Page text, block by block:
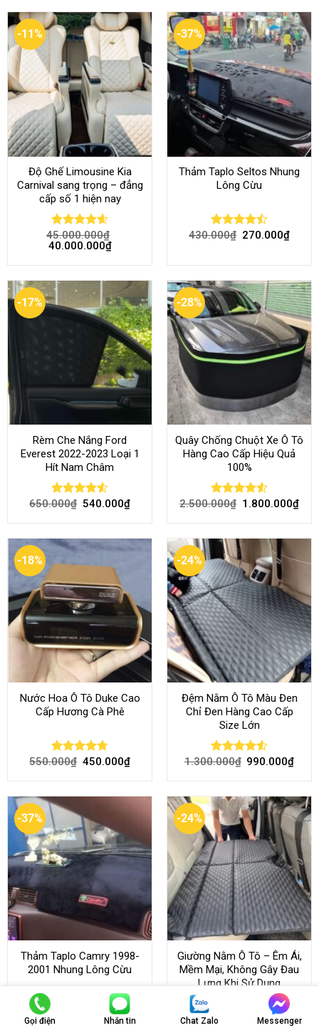
-11%
Độ Ghế Limousine Kia
Carnival sang trọng – đẳng
cấp số 1 hiện nay
Rated4.58
out of 5
45.000.000₫
40.000.000₫
-37%
Thảm Taplo Seltos Nhung
Lông Cừu
Rated
430.000₫ 270.000₫
-17%
Rèm Che Nắng Ford
Everest 2022-2023 Loại 1
Hít Nam Châm
Rated4.51
650.000₫ 540.000₫
-28%
Quây Chống Chuột Xe Ô Tô
Hàng Cao Cấp Hiệu Quả
100%
Rated 4.51
2.500.000₫ 1.800.000₫
-18%
Nước Hoa Ô Tô Duke Cao
Cấp Hương Cà Phê
Rated4.70
550.000₫ 450.000₫
-24%
Đệm Nằm Ô Tô Màu Đen
Chỉ Đen Hàng Cao Cấp
Size Lớn
Rated 4.54
1.300.000₫ 990.000₫
-37%
Thảm Taplo Camry 1998-
2001 Nhung Lông Cừu
Rated
430.000 270.000₫
-24%
Giường Nằm Ô Tô – Êm Ái,
Mềm Mại, Không Gây Đau
Lưng Khi Sử Dụng
Rated
1.300.000 990.000₫
Gọi điện Nhắn tin Chat Zalo Messenger